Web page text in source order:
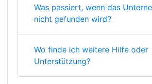
Was passiert, wenn das
nicht gefunden wird?
Wo finde ich weitere Hilfe oder
Unterstützung?